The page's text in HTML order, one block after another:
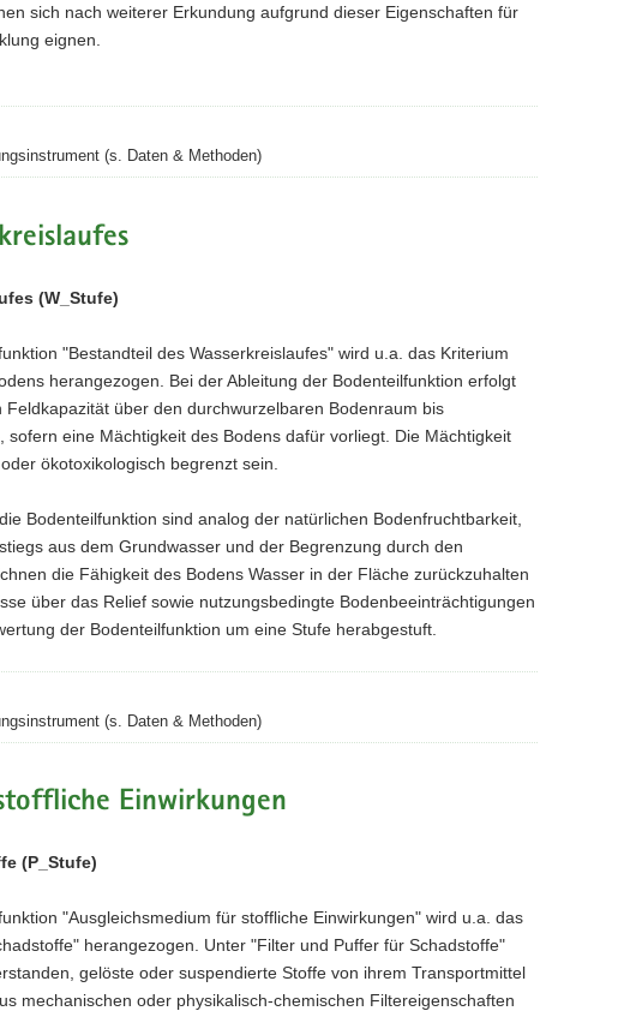
sich nach weiterer Erkundung aufgrund dieser Eigenschaften für
eignen.
(s. Daten & Methoden)
(W_Stufe)
"Bestandteil des Wasserkreislaufes" wird u.a. das Kriterium
herangezogen. Bei der Ableitung der Bodenteilfunktion erfolgt
über den durchwurzelbaren Bodenraum bis
sofern eine Mächtigkeit des Bodens dafür vorliegt. Die Mächtigkeit
ökotoxikologisch begrenzt sein.
Bodenteilfunktion sind analog der natürlichen Bodenfruchtbarkeit,
aus dem Grundwasser und der Begrenzung durch den
die Fähigkeit des Bodens Wasser in der Fläche zurückzuhalten
über das Relief sowie nutzungsbedingte Bodenbeeinträchtigungen
der Bodenteilfunktion um eine Stufe herabgestuft.
(s. Daten & Methoden)
Einwirkungen
(P_Stufe)
"Ausgleichsmedium für stoffliche Einwirkungen" wird u.a. das
herangezogen. Unter "Filter und Puffer für Schadstoffe"
gelöste oder suspendierte Stoffe von ihrem Transportmittel
mechanischen oder physikalisch-chemischen Filtereigenschaften